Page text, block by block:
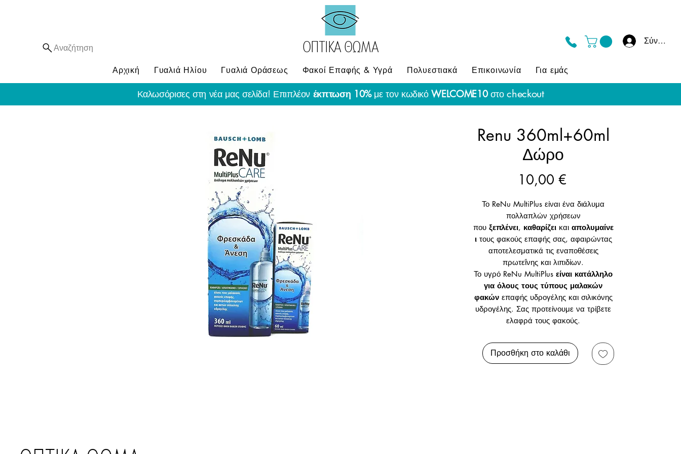
Αναζήτηση ΟΠΤΙΚΑ ΘΩΜΑ Σύνδεση
Αρχική Γυαλιά Ηλίου Γυαλιά Οράσεως Φακοί Επαφής & Υγρά Πολυεστιακά Επικοινωνία Για εμάς
Καλωσόρισες στη νέα μας σελίδα! Επιπλέον έκπτωση 10%με τον κωδικόWELCOME10στοcheckout
Renu 360ml+60ml
Δώρο
10,00 €Τιμή
Το ReNu MultiPlus είναι ένα διάλυμα
πολλαπλών χρήσεων
που ξεπλένει, καθαρίζεικαι απολυμαίνε
ιτους φακούς επαφής σας, αφαιρώντας
αποτελεσματικά τις εναποθέσεις
πρωτεΐνης και λιπιδίων.
Το υγρό ReNu MultiPlus είναι κατάλληλο
για όλους τους τύπους μαλακών
φακώνεπαφής υδρογέλης και σιλικόνης
υδρογέλης. Σας προτείνουμε να τρίβετε
ελαφρά τους φακούς.
Προσθήκη στο καλάθι